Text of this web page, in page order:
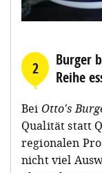
2
Burger
Reihe
Bei Otto's
Qualität statt
regionalen
nicht viel